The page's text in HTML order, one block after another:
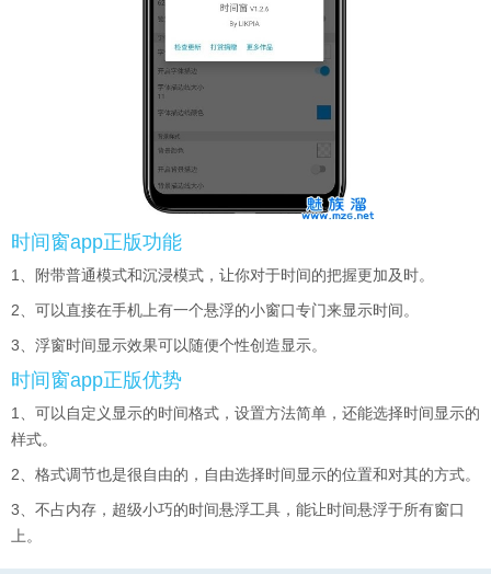
时间窗app正版功能
1、附带普通模式和沉浸模式，让你对于时间的把握更加及时。
2、可以直接在手机上有一个悬浮的小窗口专门来显示时间。
3、浮窗时间显示效果可以随便个性创造显示。
时间窗app正版优势
1、可以自定义显示的时间格式，设置方法简单，还能选择时间显示的
样式。
2、格式调节也是很自由的，自由选择时间显示的位置和对其的方式。
3、不占内存，超级小巧的时间悬浮工具，能让时间悬浮于所有窗口
上。